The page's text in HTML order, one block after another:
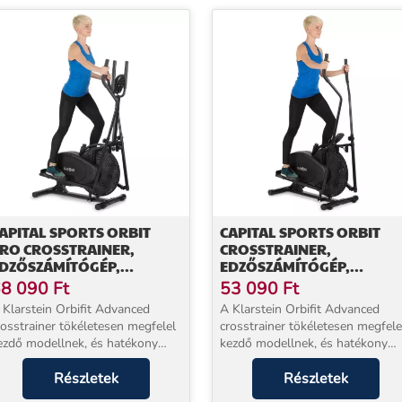
SPORTS ORBIT
CROSSTRAINER,
090 Ft
Orbifit Advanced
tökéletesen megfelel
modellnek, és hatékony
kínál otthona
Alkalmas kardió
és állóképességi edzésre
Részletek
CAPITAL SPORTS ORBIT
CROSSTRAINER,
EDZŐSZÁMÍTÓGÉP,
SZÍJMEGHAJTÁS,
ACÉLKERET
53 090 Ft
A Klarstein Orbifit Advanced
crosstrainer tökéletesen
kezdő modellnek, és hatékony
edzést kínál otthona
kényelmében! Alkalmas kardió
edzésre és állóképességi edzésre
Részletek